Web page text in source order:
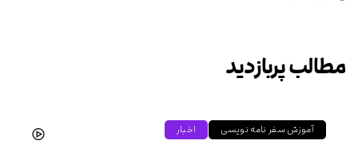
مطالب پربازدید
آموزش سفر نامه نویسی اخبار